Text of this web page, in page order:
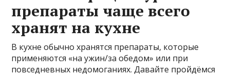
препараты чаще всего
хранят на кухне
В кухне обычно хранятся препараты, которые
применяются «на ужин/за обедом» или при
повседневных недомоганиях. Давайте пройдёмся